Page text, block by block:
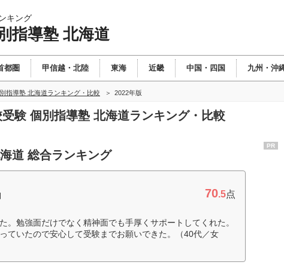
キング
指導塾 北海道
都圏 甲信越・北陸 東海 近畿 中国・四国 九州・沖
指導塾 北海道ランキング・比較 2022年版
受験 個別指導塾 北海道ランキング・比較
道 総合ランキング
70.5点
。勉強面だけでなく精神面でも手厚くサポートしてくれた。
ていたので安心して受験までお願いできた。（40代／女
PR